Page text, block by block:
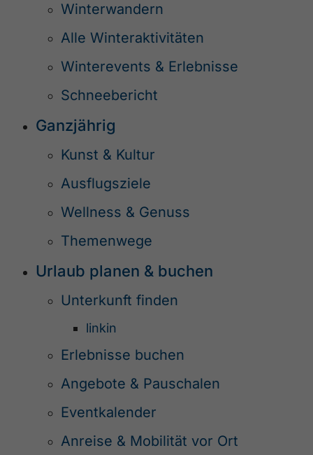
Winterwandern
Alle Winteraktivitäten
Winterevents & Erlebnisse
Schneebericht
Ganzjährig
Kunst & Kultur
Ausflugsziele
Wellness & Genuss
Themenwege
Urlaub planen & buchen
Unterkunft finden
linkin
Erlebnisse buchen
Angebote & Pauschalen
Eventkalender
Anreise & Mobilität vor Ort